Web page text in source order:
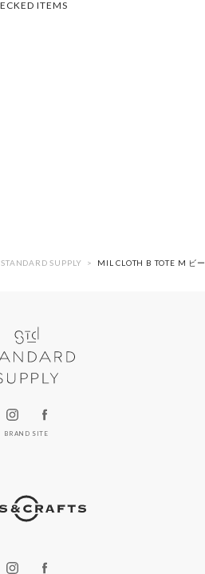
STANDARD SUPPLY MIL CLOTH B TOTE M ビ
BRAND SITE